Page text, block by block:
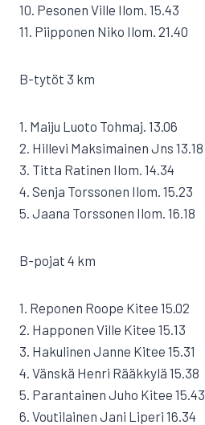
10. Pesonen Ville Ilom. 15.43
11. Piipponen Niko Ilom. 21.40
B-tytöt 3 km
1. Maiju Luoto Tohmaj. 13.06
2. Hillevi Maksimainen Jns 13.18
3. Titta Ratinen Ilom. 14.34
4. Senja Torssonen Ilom. 15.23
5. Jaana Torssonen Ilom. 16.18
B-pojat 4 km
1. Reponen Roope Kitee 15.02
2. Happonen Ville Kitee 15.13
3. Hakulinen Janne Kitee 15.31
4. Vänskä Henri Rääkkylä 15.38
5. Parantainen Juho Kitee 15.43
6. Voutilainen Jani Liperi 16.34